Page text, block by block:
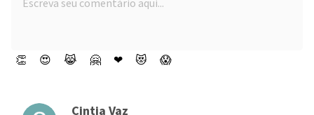
👏 😍 😹 🤗 ❤ 😻 😱
Cintia Vaz